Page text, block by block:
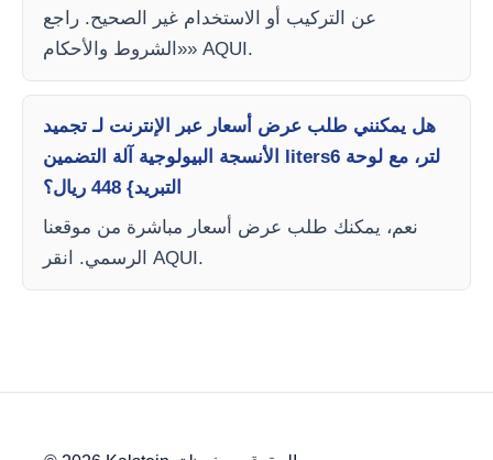
عن التركيب أو الاستخدام غير الصحيح. راجع
«الشروط والأحكام» AQUI.
هل يمكنني طلب عرض أسعار عبر الإنترنت لـ تجميد
الأنسجة البيولوجية آلة التضمين liters6 لتر، مع لوحة
التبريد} 448 ريال؟
نعم، يمكنك طلب عرض أسعار مباشرة من موقعنا
الرسمي. انقر AQUI.